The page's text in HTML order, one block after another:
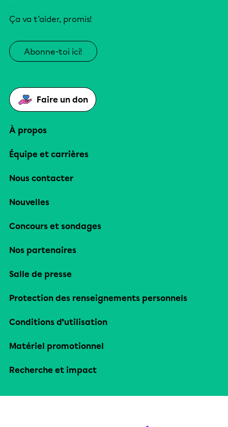
Ça va t’aider, promis!
Abonne-toi ici!
Faire un don
À propos
Équipe et carrières
Nous contacter
Nouvelles
Concours et sondages
Nos partenaires
Salle de presse
Protection des renseignements personnels
Conditions d’utilisation
Matériel promotionnel
Recherche et impact